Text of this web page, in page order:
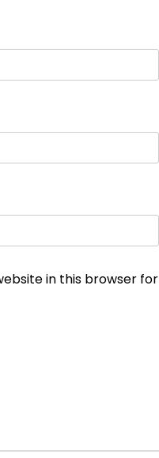
in this browser for